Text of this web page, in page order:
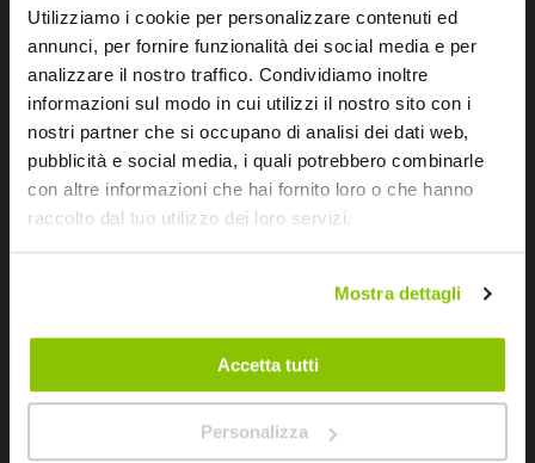
Utilizziamo i cookie per personalizzare contenuti ed
annunci, per fornire funzionalità dei social media e per
analizzare il nostro traffico. Condividiamo inoltre
informazioni sul modo in cui utilizzi il nostro sito con i
nostri partner che si occupano di analisi dei dati web,
pubblicità e social media, i quali potrebbero combinarle
con altre informazioni che hai fornito loro o che hanno
raccolto dal tuo utilizzo dei loro servizi.
Mostra dettagli
Accetta tutti
Personalizza
Ricevi subito uno sconto del 10% per il tuo primo acquisto online!
Iscrivimi
Segui SPEEDUP.IT